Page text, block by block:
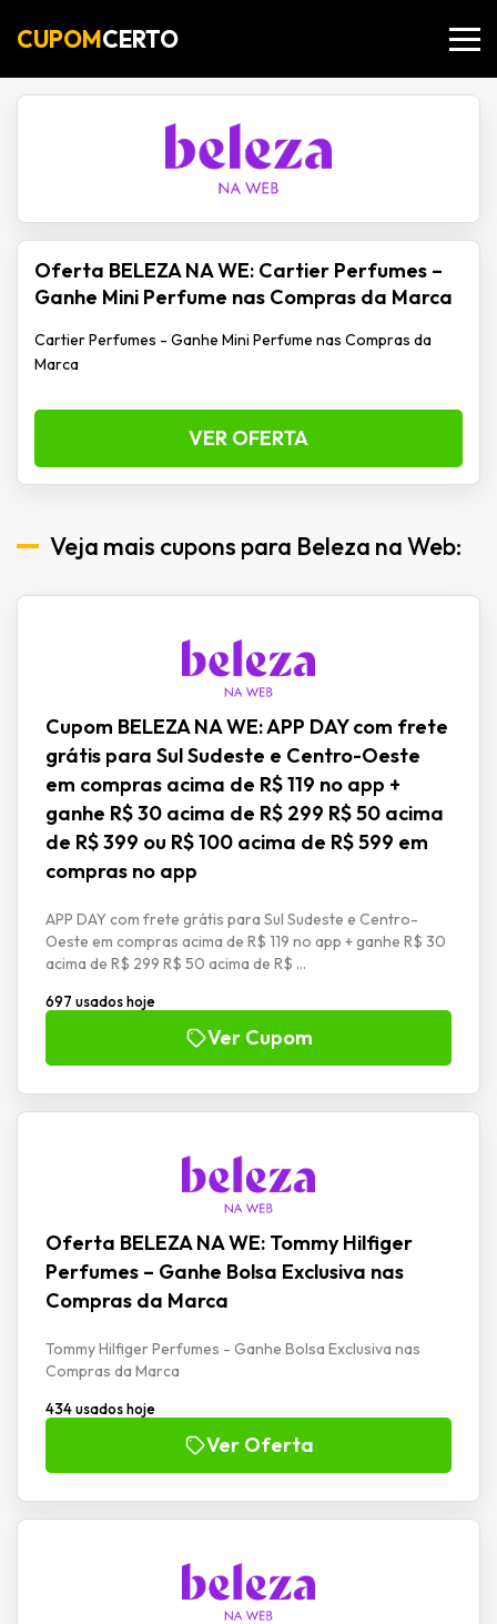
CUPOMCERTO
Oferta BELEZA NA WE: Cartier Perfumes –
Ganhe Mini Perfume nas Compras da Marca
Cartier Perfumes - Ganhe Mini Perfume nas Compras da
Marca
VER OFERTA
Veja mais cupons para Beleza na Web:
Cupom BELEZA NA WE: APP DAY com frete
grátis para Sul Sudeste e Centro-Oeste
em compras acima de R$ 119 no app +
ganhe R$ 30 acima de R$ 299 R$ 50 acima
de R$ 399 ou R$ 100 acima de R$ 599 em
compras no app
APP DAY com frete grátis para Sul Sudeste e Centro-
Oeste em compras acima de R$ 119 no app + ganhe R$ 30
acima de R$ 299 R$ 50 acima de R$ ...
697 usados hoje
Ver Cupom
Oferta BELEZA NA WE: Tommy Hilfiger
Perfumes – Ganhe Bolsa Exclusiva nas
Compras da Marca
Tommy Hilfiger Perfumes - Ganhe Bolsa Exclusiva nas
Compras da Marca
434 usados hoje
Ver Oferta